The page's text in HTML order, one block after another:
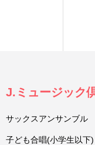
J.ミュージック
サックスアンサンブル
子ども合唱(小学生以下)